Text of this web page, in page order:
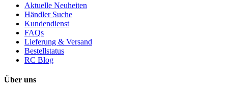
Aktuelle Neuheiten
Händler Suche
Kundendienst
FAQs
Lieferung & Versand
Bestellstatus
RC Blog
Über uns